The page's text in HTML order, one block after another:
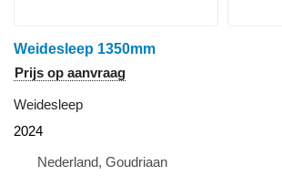
Weidesleep 1350mm
Prijs op aanvraag
Weidesleep
2024
Nederland, Goudriaan